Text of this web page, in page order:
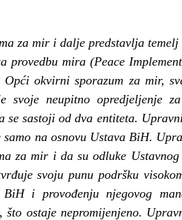
za mir i dalje predstavlja
mira (Peace
okvirni sporazum za mir,
svoje neupitno opredjeljenje
se sastoji od dva entiteta.
na osnovu Ustava BiH.
za mir i da su odluke
svoju punu podršku
i provođenju njegovog
ostaje nepromijenjeno.